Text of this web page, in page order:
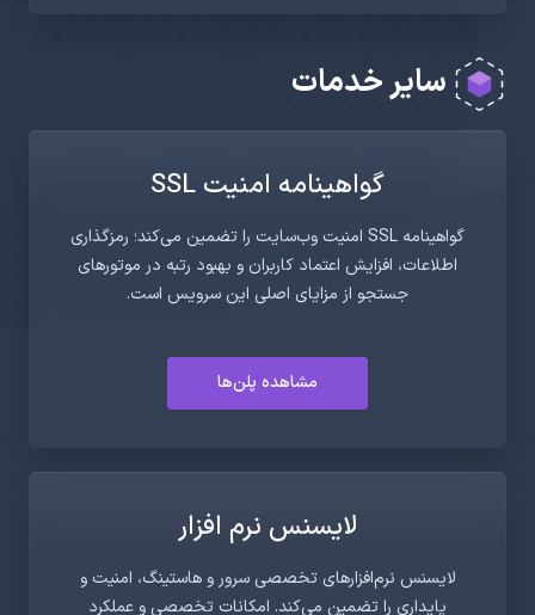
سایر خدمات
گواهینامه امنیت SSL
گواهینامه SSL امنیت وب‌سایت را تضمین می‌کند؛ رمزگذاری
اطلاعات، افزایش اعتماد کاربران و بهبود رتبه در موتورهای
جستجو از مزایای اصلی این سرویس است.
مشاهده پلن‌ها
لایسنس نرم افزار
لایسنس نرم‌افزارهای تخصصی سرور و هاستینگ، امنیت و
پایداری را تضمین می‌کند. امکانات تخصصی و عملکرد